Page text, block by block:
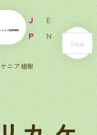
ション財団情報
J
P
E
N
s
e
a
r
c
h
ニア植樹